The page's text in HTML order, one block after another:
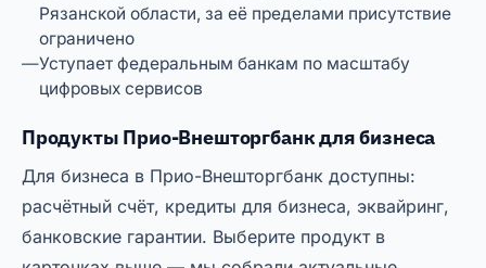
Рязанской области, за её пределами присутствие
ограничено
Уступает федеральным банкам по масштабу
цифровых сервисов
Продукты Прио-Внешторгбанк для бизнеса
Для бизнеса в Прио-Внешторгбанк доступны:
расчётный счёт, кредиты для бизнеса, эквайринг,
банковские гарантии. Выберите продукт в